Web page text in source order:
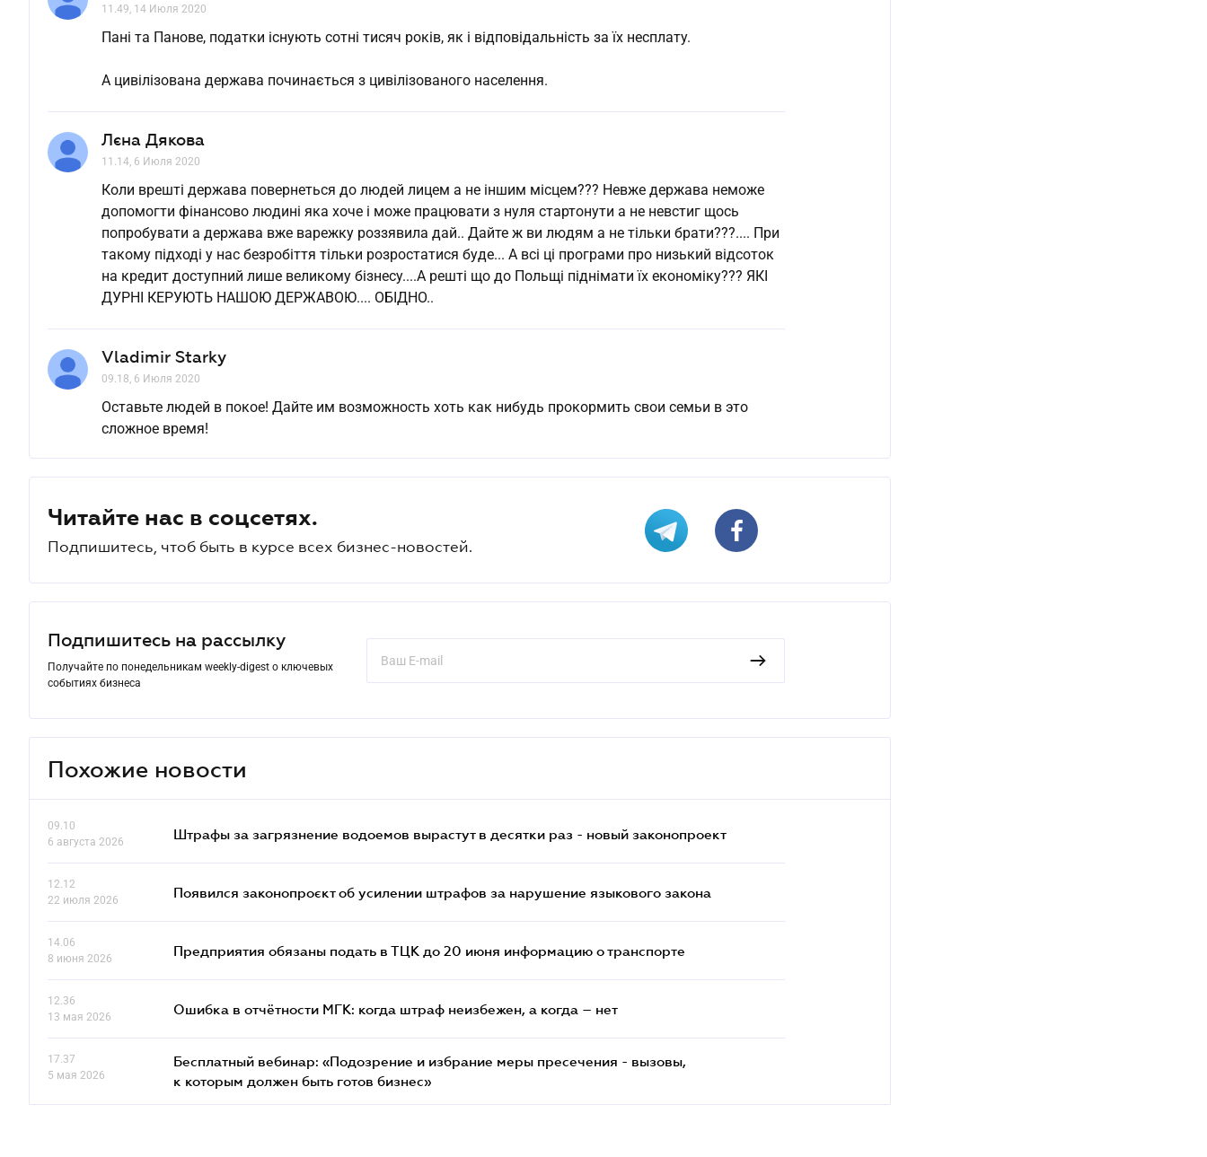
11.49, 14 Июля 2020
Пані та Панове, податки існують сотні тисяч років, як і відповідальність за їх несплату.
А цивілізована держава починається з цивілізованого населення.
Лєна Дякова
11.14, 6 Июля 2020
Коли врешті держава повернеться до людей лицем а не іншим місцем??? Невже держава неможе
допомогти фінансово людині яка хоче і може працювати з нуля стартонути а не невстиг щось
попробувати а держава вже варежку роззявила дай.. Дайте ж ви людям а не тільки брати???.... При
такому підході у нас безробіття тільки розростатися буде... А всі ці програми про низький відсоток
на кредит доступний лише великому бізнесу....А решті що до Польщі піднімати їх економіку??? ЯКІ
ДУРНІ КЕРУЮТЬ НАШОЮ ДЕРЖАВОЮ.... ОБІДНО..
Vladimir Starky
09.18, 6 Июля 2020
Оставьте людей в покое! Дайте им возможность хоть как нибудь прокормить свои семьи в это
сложное время!
Читайте нас в соцсетях.
Подпишитесь, чтоб быть в курсе всех бизнес-новостей.
Подпишитесь на рассылку
Получайте по понедельникам weekly-digest о ключевых
событиях бизнеса
Похожие новости
09.10
6 августа 2026
Штрафы за загрязнение водоемов вырастут в десятки раз - новый законопроект
12.12
22 июля 2026
Появился законопроєкт об усилении штрафов за нарушение языкового закона
14.06
8 июня 2026
Предприятия обязаны подать в ТЦК до 20 июня информацию о транспорте
12.36
13 мая 2026
Ошибка в отчётности МГК: когда штраф неизбежен, а когда – нет
17.37
5 мая 2026
Бесплатный вебинар: «Подозрение и избрание меры пресечения - вызовы,
к которым должен быть готов бизнес»